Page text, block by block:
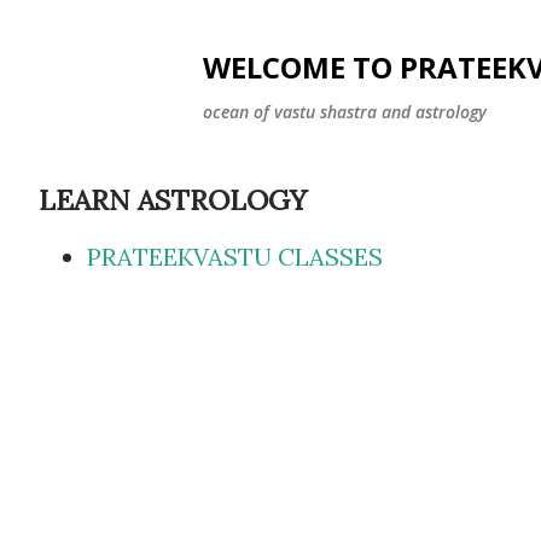
WELCOME TO
ocean of vastu shastra and astrology
LEARN ASTROLOGY
PRATEEKVASTU CLASSES